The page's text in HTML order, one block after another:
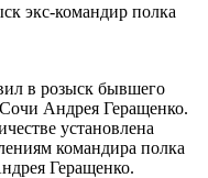
экс-командир полка
в розыск бывшего
Андрея Геращенко.
установлена
командира полка
Геращенко.